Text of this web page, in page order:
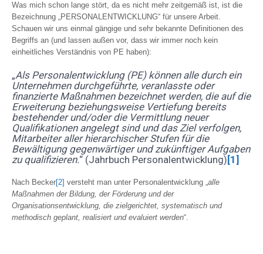
Was mich schon lange stört, da es nicht mehr zeitgemäß ist, ist die
Bezeichnung „PERSONALENTWICKLUNG“ für unsere Arbeit.
Schauen wir uns einmal gängige und sehr bekannte Definitionen des
Begriffs an (und lassen außen vor, dass wir immer noch kein
einheitliches Verständnis von PE haben):
„Als Personalentwicklung (PE) können alle durch ein
Unternehmen durchgeführte, veranlasste oder
finanzierte Maßnahmen bezeichnet werden, die auf die
Erweiterung beziehungsweise Vertiefung bereits
bestehender und/oder die Vermittlung neuer
Qualifikationen angelegt sind und das Ziel verfolgen,
Mitarbeiter aller hierarchischer Stufen für die
Bewältigung gegenwärtiger und zukünftiger Aufgaben
zu qualifizieren.“ (Jahrbuch Personalentwicklung) [1]
Nach Becker[2] versteht man unter Personalentwicklung „alle
Maßnahmen der Bildung, der Förderung und der
Organisationsentwicklung, die zielgerichtet, systematisch und
methodisch geplant, realisiert und evaluiert werden“.